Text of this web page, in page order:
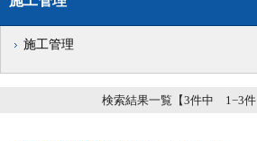
施工管理
検索結果一覧【3件中 1−3件